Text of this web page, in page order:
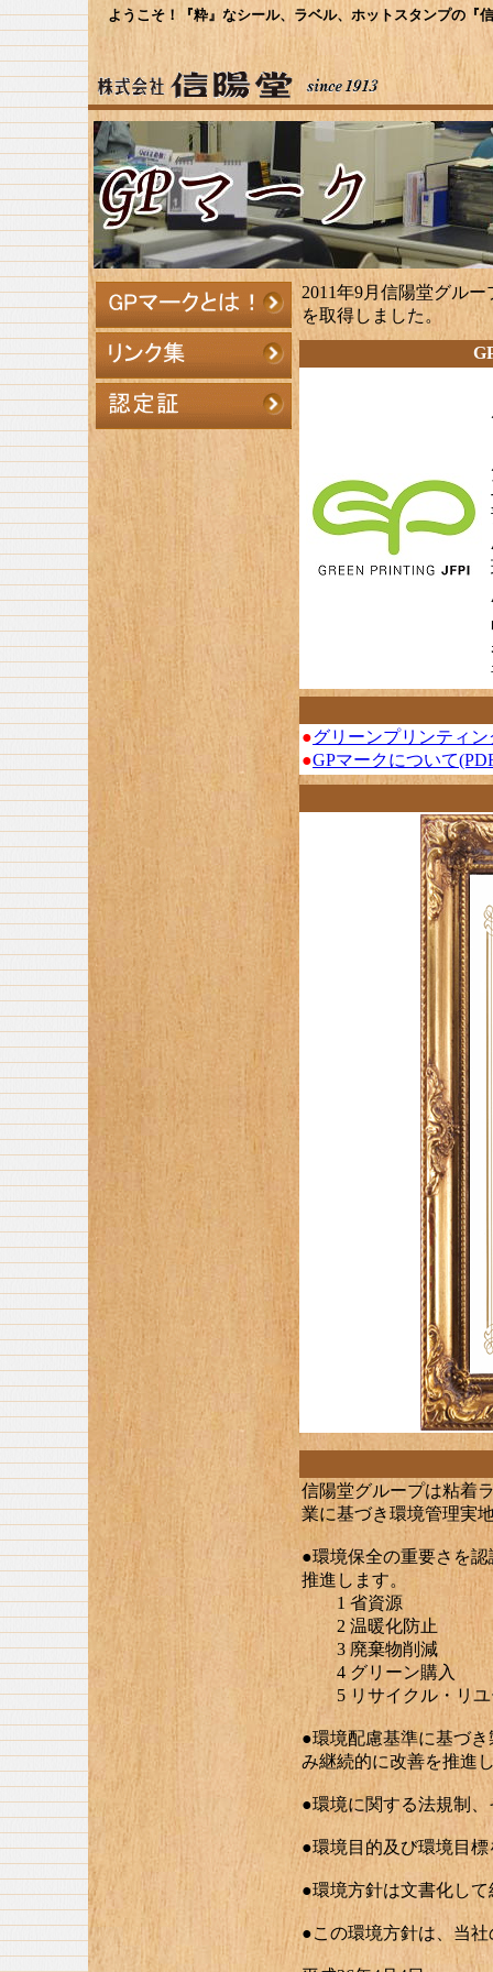
ようこそ！『粋』なシール、ラベル、ホットスタンプの『
2011年9月信陽堂グルー
を取得しました。
●グリーンプリンティ
●GPマークについて
信陽堂グループは粘着
業に基づき環境管理実
●環境保全の重要さを
推進します。
1 省資源
2 温暖化防止
3 廃棄物削減
4 グリーン購入
5 リサイクル・リユ
●環境配慮基準に基づ
み継続的に改善を推進
●環境に関する法規制
●環境目的及び環境目
●環境方針は文書化し
●この環境方針は、当